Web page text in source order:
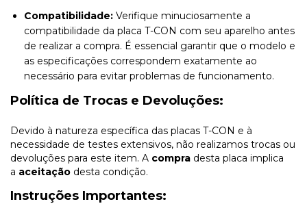
Compatibilidade: Verifique minuciosamente a
compatibilidade da placa T-CON com seu aparelho antes
de realizar a compra. É essencial garantir que o modelo e
as especificações correspondem exatamente ao
necessário para evitar problemas de funcionamento.
Política de Trocas e Devoluções:
Devido à natureza específica das placas T-CON e à
necessidade de testes extensivos, não realizamos trocas ou
devoluções para este item. A compra desta placa implica
a aceitação desta condição.
Instruções Importantes: